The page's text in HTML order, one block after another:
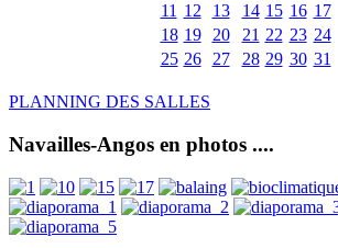
11 12 13 14 15 16 17
18 19 20 21 22 23 24
25 26 27 28 29 30 31
PLANNING DES SALLES
Navailles-Angos en photos ....